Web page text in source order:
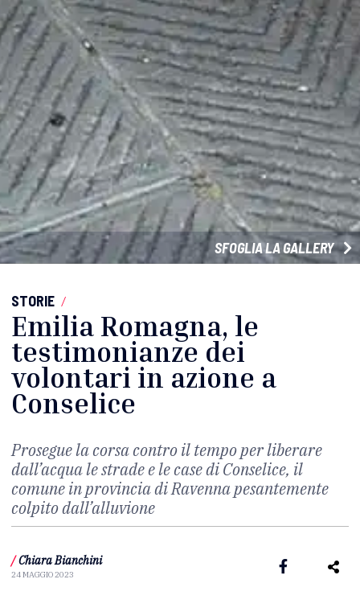
SFOGLIA LA GALLERY
STORIE /
Emilia Romagna, le
testimonianze dei
volontari in azione a
Conselice
Prosegue la corsa contro il tempo per liberare
dall’acqua le strade e le case di Conselice, il
comune in provincia di Ravenna pesantemente
colpito dall’alluvione
/ Chiara Bianchini
24 MAGGIO 2023